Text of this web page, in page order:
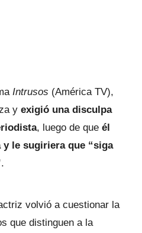
Intrusos (América TV),
y exigió una disculpa
, luego de que él
le sugiriera que “siga
.
volvió a cuestionar la
que distinguen a la